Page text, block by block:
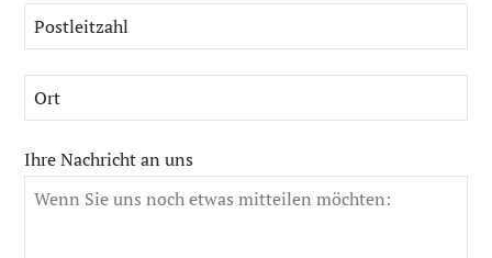
Postleitzahl
Ort
Ihre Nachricht an uns